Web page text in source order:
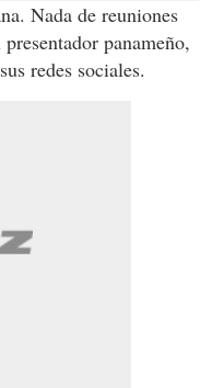
Nada de reuniones
presentador panameño,
redes sociales.